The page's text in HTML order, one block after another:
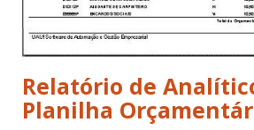
Relatório de
Planilha